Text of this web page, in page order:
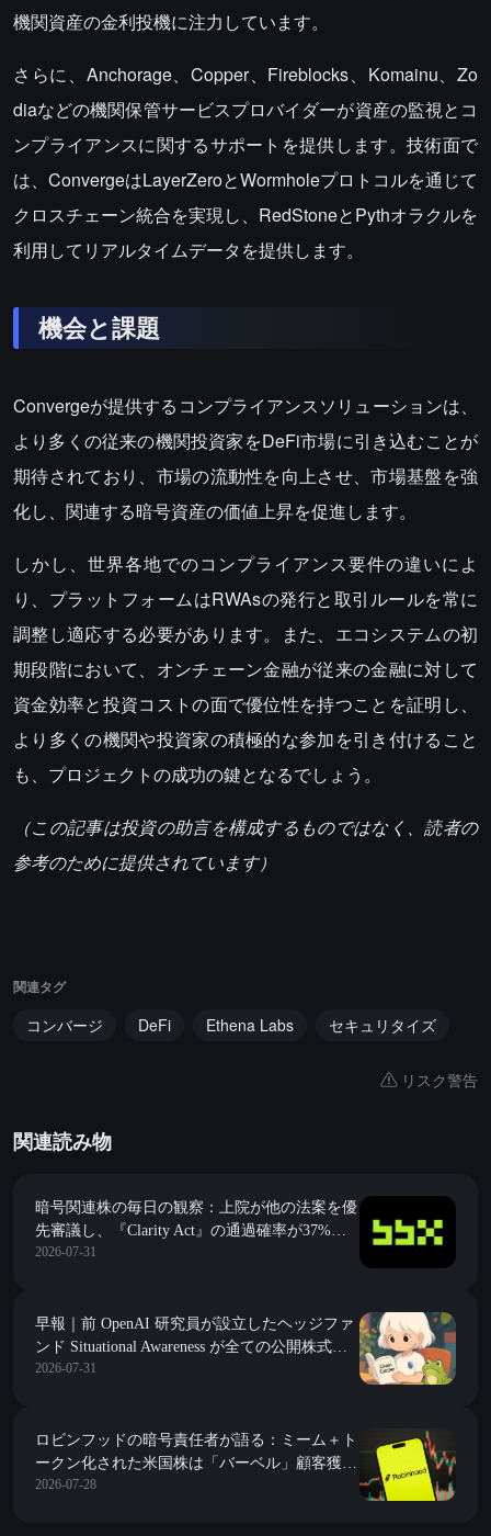
機関資産の金利投機に注力しています。
さらに、Anchorage、Copper、Fireblocks、Komainu、Zo
diaなどの機関保管サービスプロバイダーが資産の監視とコ
ンプライアンスに関するサポートを提供します。技術面で
は、ConvergeはLayerZeroとWormholeプロトコルを通じて
クロスチェーン統合を実現し、RedStoneとPythオラクルを
利用してリアルタイムデータを提供します。
機会と課題
Convergeが提供するコンプライアンスソリューションは、
より多くの従来の機関投資家をDeFi市場に引き込むことが
期待されており、市場の流動性を向上させ、市場基盤を強
化し、関連する暗号資産の価値上昇を促進します。
しかし、世界各地でのコンプライアンス要件の違いによ
り、プラットフォームはRWAsの発行と取引ルールを常に
調整し適応する必要があります。また、エコシステムの初
期段階において、オンチェーン金融が従来の金融に対して
資金効率と投資コストの面で優位性を持つことを証明し、
より多くの機関や投資家の積極的な参加を引き付けること
も、プロジェクトの成功の鍵となるでしょう。
（この記事は投資の助言を構成するものではなく、読者の
参考のために提供されています）
関連タグ
コンバージ DeFi Ethena Labs セキュリタイズ
リスク警告
関連読み物
暗号関連株の毎日の観察：上院が他の法案を優
先審議し、『Clarity Act』の通過確率が37%に
急落し、機関投資家に懸念を引き起こす
2026-07-31
早報｜前 OpenAI 研究員が設立したヘッジファ
ンド Situational Awareness が全ての公開株式ポ
ジションを強制的に清算；バイナンスの研究：
2026-07-31
ロビンフッドの暗号責任者が語る：ミーム＋ト
ークン化された米国株は「バーベル」顧客獲得
戦略であり、各事業ラインはすでに数億の収益
2026-07-28